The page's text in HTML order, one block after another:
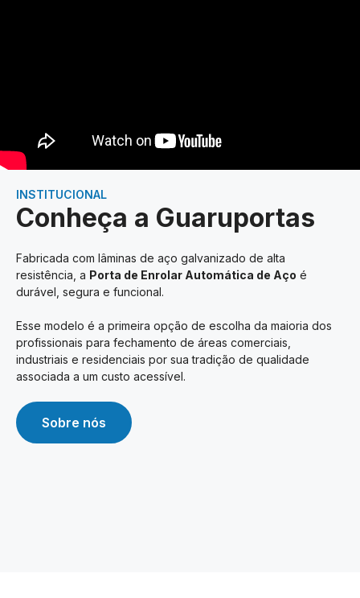
INSTITUCIONAL
Conheça a Guaruportas
Fabricada com lâminas de aço galvanizado de alta
resistência, a Porta de Enrolar Automática de Aço é
durável, segura e funcional.
Esse modelo é a primeira opção de escolha da maioria dos
profissionais para fechamento de áreas comerciais,
industriais e residenciais por sua tradição de qualidade
associada a um custo acessível.
Sobre nós